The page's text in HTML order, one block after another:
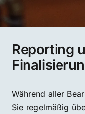
Reporting
Während aller
Sie regelmäßig